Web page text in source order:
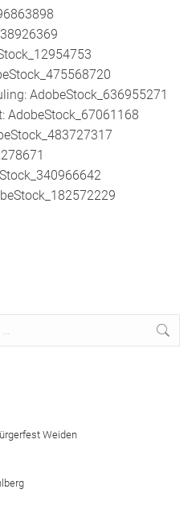
AdobeStock_636955271
AdobeStock_67061168
Weiden